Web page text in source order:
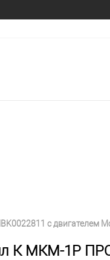
с двигателем
К МКМ-1Р